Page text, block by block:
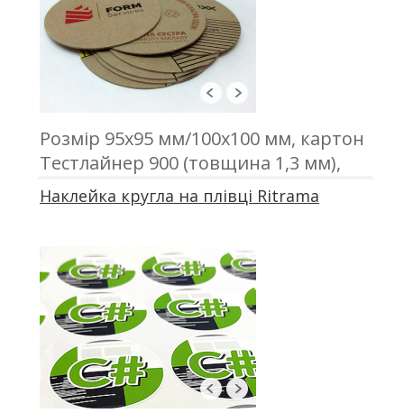
Розмір 95х95 мм/100х100 мм, картон
Тестлайнер 900 (товщина 1,3 мм),
друк трафаретний, висічка
Наклейка кругла на плівці Ritrama